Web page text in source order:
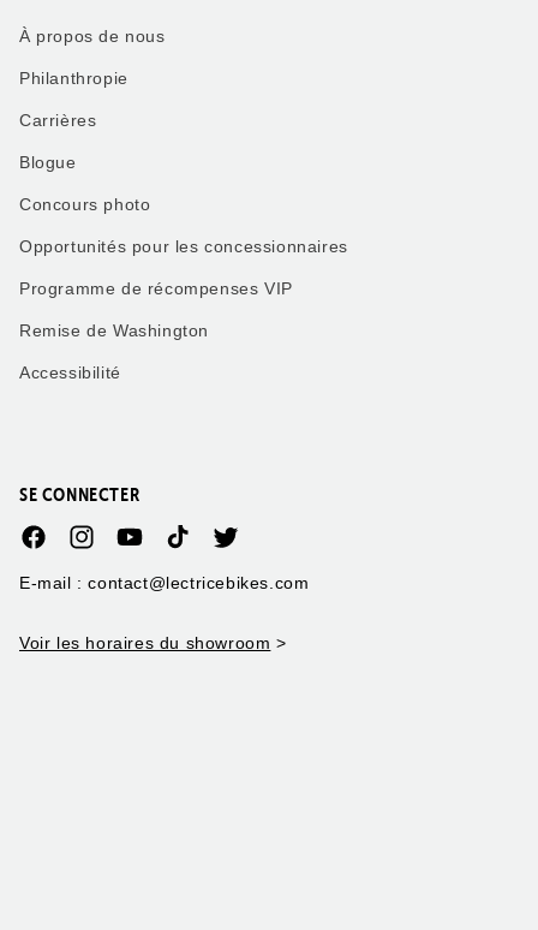
À propos de nous
Philanthropie
Carrières
Blogue
Concours photo
Opportunités pour les concessionnaires
Programme de récompenses VIP
Remise de Washington
Accessibilité
SE CONNECTER
FacebookInstagramYouTubeTikTokTwitter
E-mail : contact@lectricebikes.com
Voir les horaires du showroom >